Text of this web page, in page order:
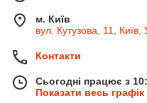
м. Київ
вул. Кутузова, 11, Київ,
Контакти
Сьогодні працює з
Показати весь